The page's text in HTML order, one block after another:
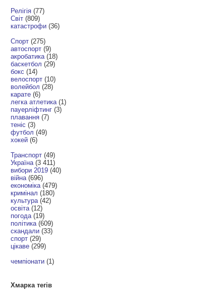
Релігія (77)
Світ (809)
катастрофи (36)
Спорт (275)
автоспорт (9)
акробатика (18)
баскетбол (29)
бокс (14)
велоспорт (10)
волейбол (28)
карате (6)
легка атлетика (1)
пауерліфтинг (3)
плавання (7)
теніс (3)
футбол (49)
хокей (6)
Транспорт (49)
Україна (3 411)
вибори 2019 (40)
війна (696)
економіка (479)
кримінал (180)
культура (42)
освіта (12)
погода (19)
політика (609)
скандали (33)
спорт (29)
цікаве (299)
чемпіонати (1)
Хмарка тегів